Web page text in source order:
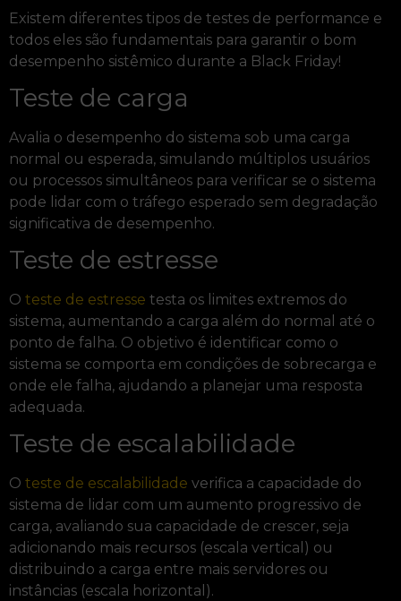
Existem diferentes tipos de testes de performance e
todos eles são fundamentais para garantir o bom
desempenho sistêmico durante a Black Friday!
Teste de carga
Avalia o desempenho do sistema sob uma carga
normal ou esperada, simulando múltiplos usuários
ou processos simultâneos para verificar se o sistema
pode lidar com o tráfego esperado sem degradação
significativa de desempenho.
Teste de estresse
O teste de estresse testa os limites extremos do
sistema, aumentando a carga além do normal até o
ponto de falha. O objetivo é identificar como o
sistema se comporta em condições de sobrecarga e
onde ele falha, ajudando a planejar uma resposta
adequada.
Teste de escalabilidade
O teste de escalabilidade verifica a capacidade do
sistema de lidar com um aumento progressivo de
carga, avaliando sua capacidade de crescer, seja
adicionando mais recursos (escala vertical) ou
distribuindo a carga entre mais servidores ou
instâncias (escala horizontal).